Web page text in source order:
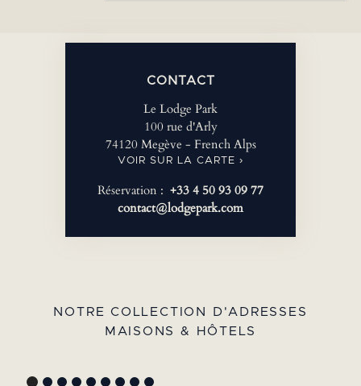
CONTACT
Le Lodge Park
100 rue d'Arly
74120 Megève - French Alps
VOIR SUR LA CARTE ›
Réservation : +33 4 50 93 09 77
contact@lodgepark.com
NOTRE COLLECTION D'ADRESSES
MAISONS & HÔTELS